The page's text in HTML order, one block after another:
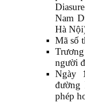
Nam
Hà
Mã số
người
Ngày
đường
phép